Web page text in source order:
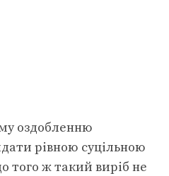
оздобленню
рівною суцільною
того ж такий виріб не